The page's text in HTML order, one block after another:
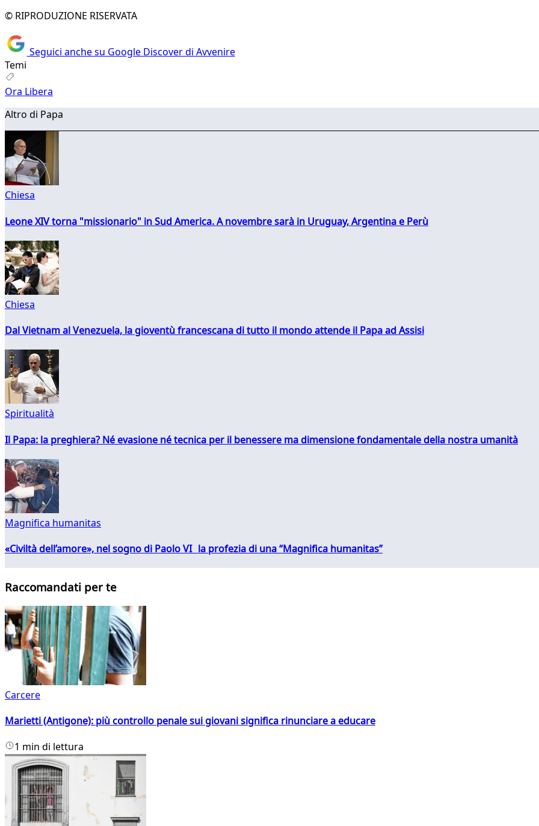
© RIPRODUZIONE RISERVATA
Seguici anche su Google Discover di Avvenire
Temi
Ora Libera
Altro di Papa
Chiesa
Leone XIV torna "missionario" in Sud America. A novembre sarà in Uruguay, Argentina e Perù
Chiesa
Dal Vietnam al Venezuela, la gioventù francescana di tutto il mondo attende il Papa ad Assisi
Spiritualità
Il Papa: la preghiera? Né evasione né tecnica per il benessere ma dimensione fondamentale della nostra umanità
Magnifica humanitas
«Civiltà dell’amore», nel sogno di Paolo VI la profezia di una “Magnifica humanitas”
Raccomandati per te
Carcere
Marietti (Antigone): più controllo penale sui giovani significa rinunciare a educare
1 min di lettura